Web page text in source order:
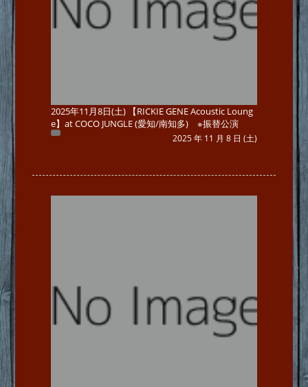
2025年11月8日(土) 【RICKIE GENE Acoustic Loung
e】at COCO JUNGLE (愛知/南知多) ※振替公演
2025 年 11 月 8 日 (土)